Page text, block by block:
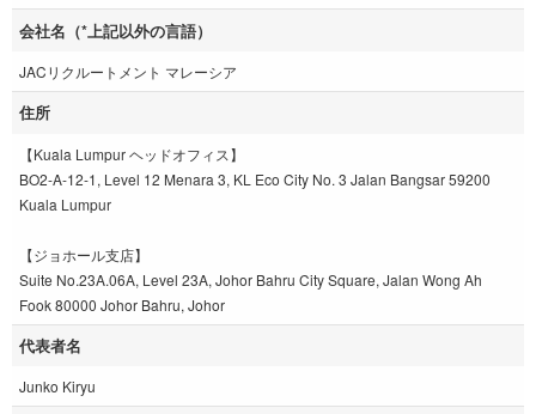
会社名（*上記以外の言語）
JACリクルートメント マレーシア
住所
【Kuala Lumpur ヘッドオフィス】
BO2-A-12-1, Level 12 Menara 3, KL Eco City No. 3 Jalan Bangsar 59200
Kuala Lumpur
【ジョホール支店】
Suite No.23A.06A, Level 23A, Johor Bahru City Square, Jalan Wong Ah
Fook 80000 Johor Bahru, Johor
代表者名
Junko Kiryu